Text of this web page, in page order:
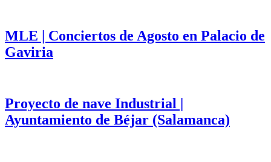
MLE | Conciertos de Agosto en Palacio de
Gaviria
Proyecto de nave Industrial |
Ayuntamiento de Béjar (Salamanca)